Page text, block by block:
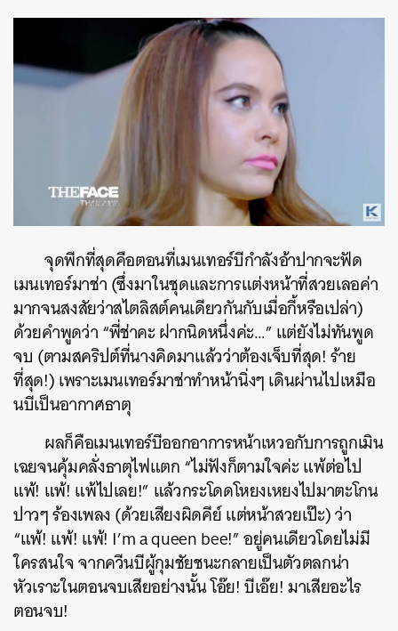
จุดพีกที่สุดคือตอนที่เมนเทอร์บีกำลังอ้าปากจะฟัด
เมนเทอร์มาช่า (ซึ่งมาในชุดและการแต่งหน้าที่สวยเลอค่า
มากจนสงสัยว่าสไตลิสต์คนเดียวกันกับเมื่อกี้หรือเปล่า)
ด้วยคำพูดว่า “พี่ช่าคะ ฝากนิดหนึ่งค่ะ…” แต่ยังไม่ทันพูด
จบ (ตามสคริปต์ที่นางคิดมาแล้วว่าต้องเจ็บที่สุด! ร้าย
ที่สุด!) เพราะเมนเทอร์มาช่าทำหน้านิ่งๆ เดินผ่านไปเหมือ
นบีเป็นอากาศธาตุ
ผลก็คือเมนเทอร์บีออกอาการหน้าเหวอกับการถูกเมิน
เฉยจนคุ้มคลั่งธาตุไฟแตก “ไม่ฟังก็ตามใจค่ะ แพ้ต่อไป
แพ้! แพ้! แพ้ไปเลย!” แล้วกระโดดโหยงเหยงไปมาตะโกน
ปาวๆ ร้องเพลง (ด้วยเสียงผิดคีย์ แต่หน้าสวยเป๊ะ) ว่า
“แพ้! แพ้! แพ้! I’m a queen bee!” อยู่คนเดียวโดยไม่มี
ใครสนใจ จากควีนบีผู้กุมชัยชนะกลายเป็นตัวตลกน่า
หัวเราะในตอนจบเสียอย่างนั้น โอ๊ย! บีเอ๊ย! มาเสียอะไร
ตอนจบ!